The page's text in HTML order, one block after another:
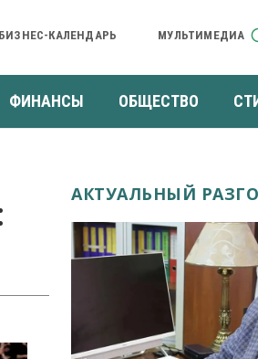
БИЗНЕС-КАЛЕНДАРЬ МУЛЬТИМЕДИА
ФИНАНСЫ ОБЩЕСТВО
АКТУАЛЬНЫЙ